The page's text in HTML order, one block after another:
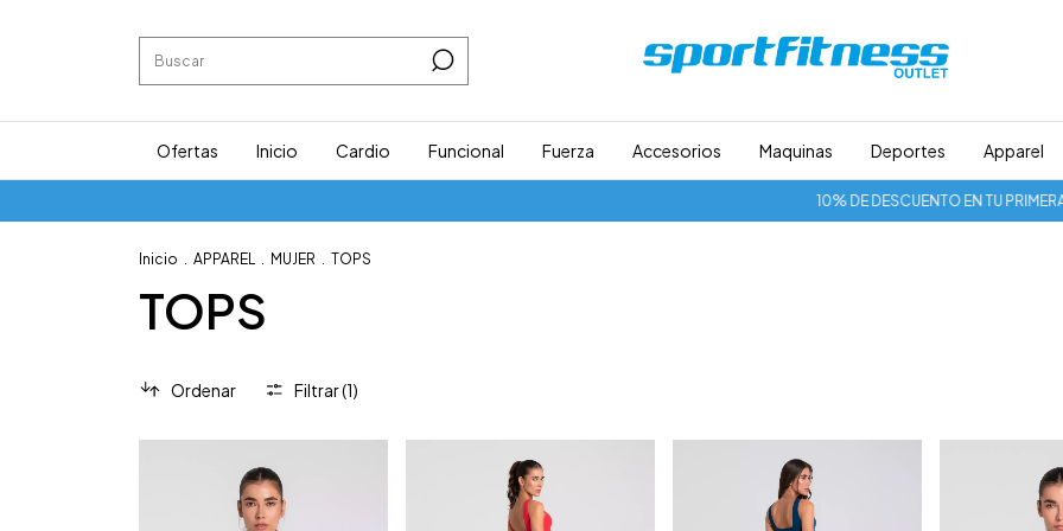
Ofertas Inicio Cardio Funcional Fuerza Accesorios Maquinas Deportes Apparel
10% DE DESCUENTO EN TU
Inicio . APPAREL . MUJER . TOPS
TOPS
Ordenar Filtrar (1)